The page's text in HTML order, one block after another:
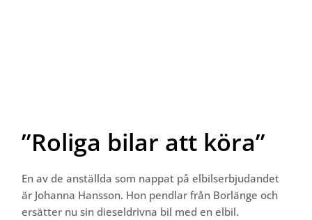
”Roliga bilar att köra”
En av de anställda som nappat på elbilserbjudandet
är Johanna Hansson. Hon pendlar från Borlänge och
ersätter nu sin dieseldrivna bil med en elbil.